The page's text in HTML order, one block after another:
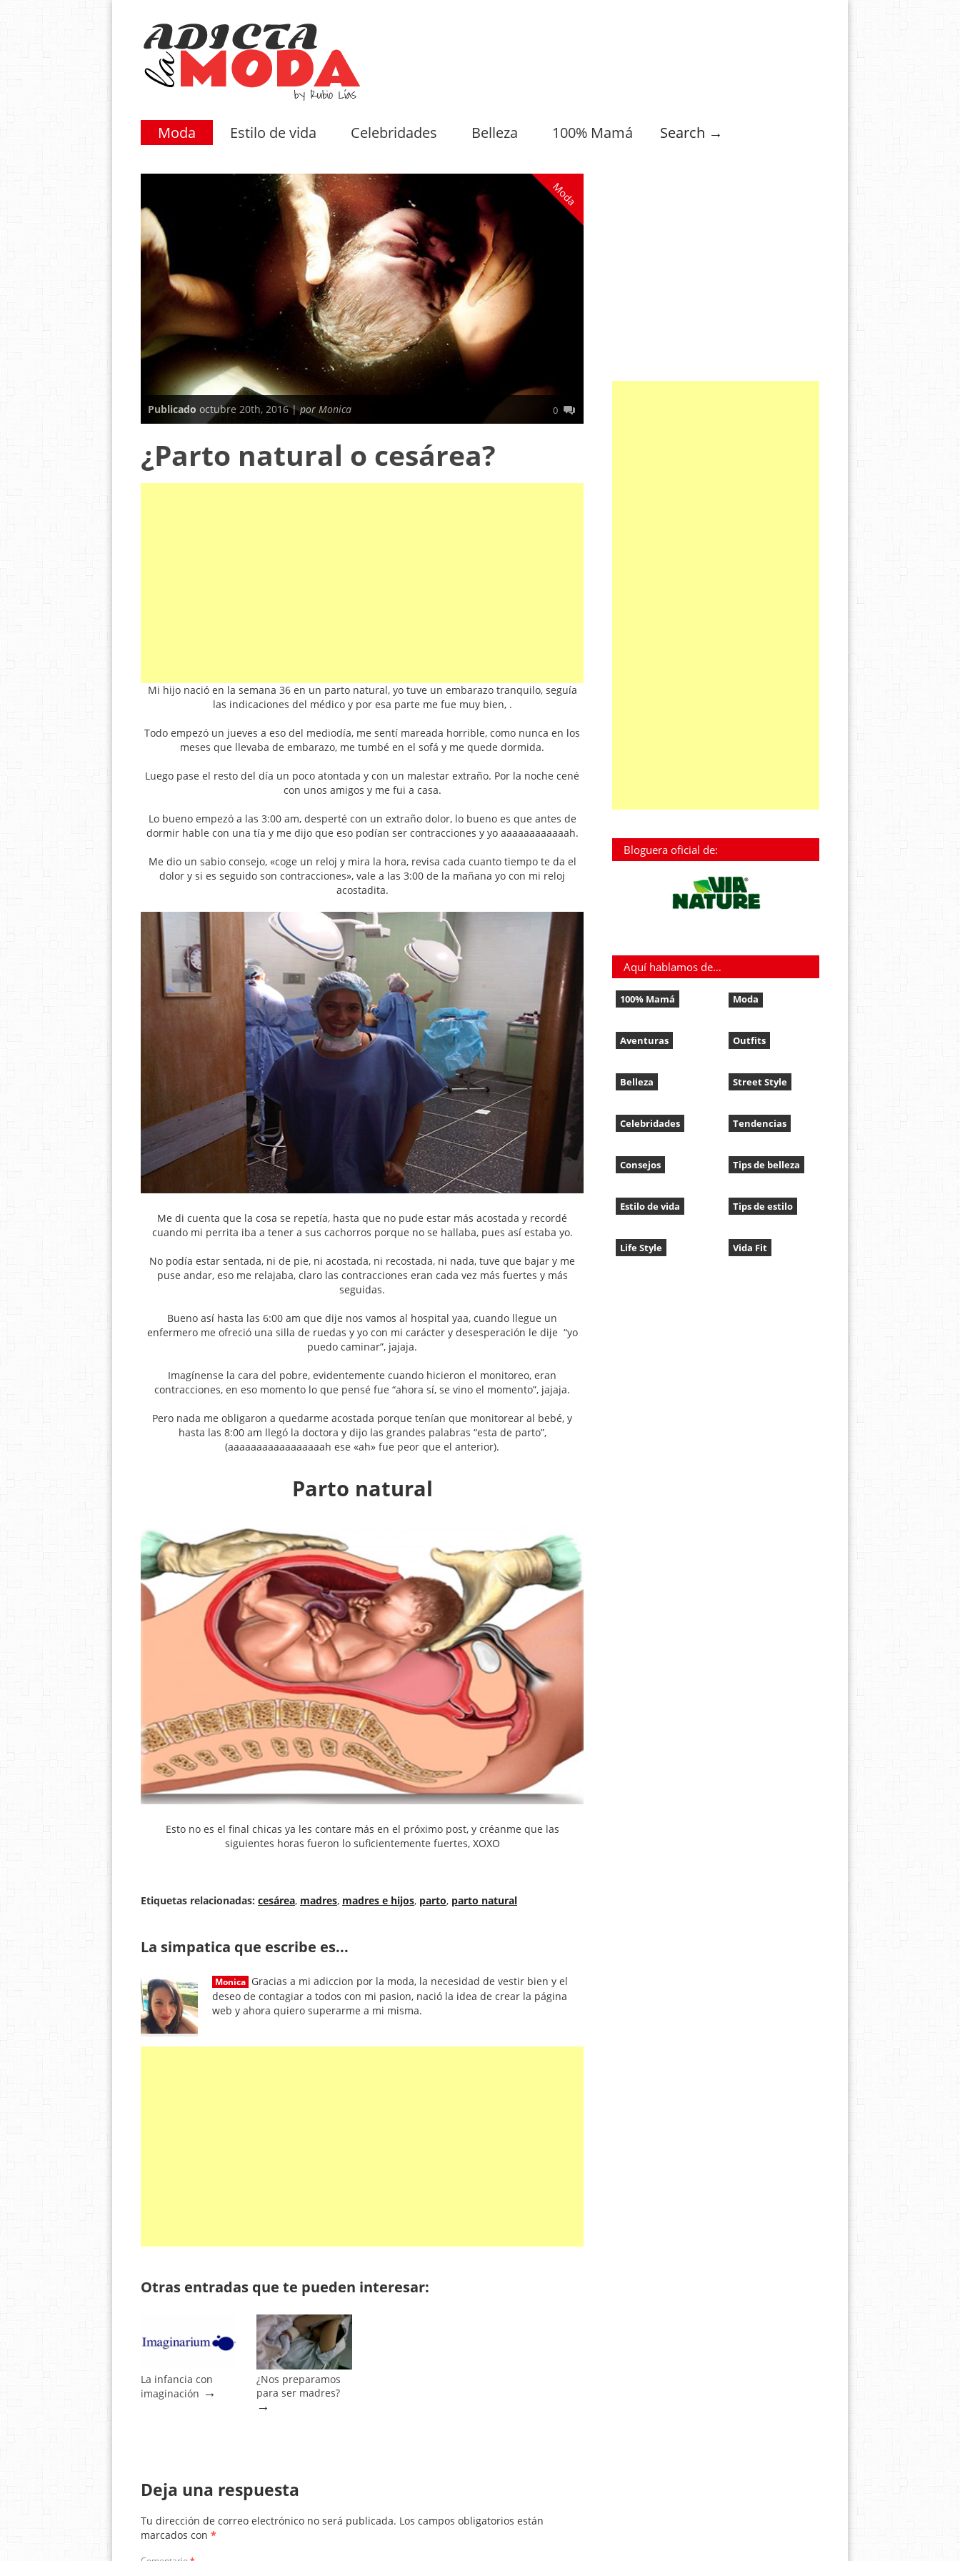
Moda Estilo de vida Celebridades Belleza 100% Mamá Search →
Moda
Publicado octubre 20th, 2016 |por Monica 0
¿Parto natural o cesárea?
Mi hijo nació en la semana 36 en un parto natural, yo tuve un embarazo tranquilo, seguía
las indicaciones del médico y por esa parte me fue muy bien, .
Todo empezó un jueves a eso del mediodía, me sentí mareada horrible, como nunca en los
meses que llevaba de embarazo, me tumbé en el sofá y me quede dormida.
Luego pase el resto del día un poco atontada y con un malestar extraño. Por la noche cené
con unos amigos y me fui a casa.
Lo bueno empezó a las 3:00 am, desperté con un extraño dolor, lo bueno es que antes de
dormir hable con una tía y me dijo que eso podían ser contracciones y yo aaaaaaaaaaaah.
Me dio un sabio consejo, «coge un reloj y mira la hora, revisa cada cuanto tiempo te da el
dolor y si es seguido son contracciones», vale a las 3:00 de la mañana yo con mi reloj
acostadita.
Me di cuenta que la cosa se repetía, hasta que no pude estar más acostada y recordé
cuando mi perrita iba a tener a sus cachorros porque no se hallaba, pues así estaba yo.
No podía estar sentada, ni de pie, ni acostada, ni recostada, ni nada, tuve que bajar y me
puse andar, eso me relajaba, claro las contracciones eran cada vez más fuertes y más
seguidas.
Bueno así hasta las 6:00 am que dije nos vamos al hospital yaa, cuando llegue un
enfermero me ofreció una silla de ruedas y yo con mi carácter y desesperación le dije “yo
puedo caminar”, jajaja.
Imagínense la cara del pobre, evidentemente cuando hicieron el monitoreo, eran
contracciones, en eso momento lo que pensé fue “ahora sí, se vino el momento”, jajaja.
Pero nada me obligaron a quedarme acostada porque tenían que monitorear al bebé, y
hasta las 8:00 am llegó la doctora y dijo las grandes palabras “esta de parto”,
(aaaaaaaaaaaaaaaaah ese «ah» fue peor que el anterior).
Parto natural
Esto no es el final chicas ya les contare más en el próximo post, y créanme que las
siguientes horas fueron lo suficientemente fuertes, XOXO
Etiquetas relacionadas: cesárea, madres, madres e hijos, parto, parto natural
La simpatica que escribe es...
Monica Gracias a mi adiccion por la moda, la necesidad de vestir bien y el
deseo de contagiar a todos con mi pasion, nació la idea de crear la página
web y ahora quiero superarme a mi misma.
Otras entradas que te pueden interesar:
La infancia con
imaginación →
¿Nos preparamos
para ser madres?
→
Deja una respuesta
Tu dirección de correo electrónico no será publicada. Los campos obligatorios están
marcados con *
Bloguera oficial de:
Aquí hablamos de…
100% Mamá
Aventuras
Belleza
Celebridades
Consejos
Estilo de vida
Life Style
Moda
Outfits
Street Style
Tendencias
Tips de belleza
Tips de estilo
Vida Fit